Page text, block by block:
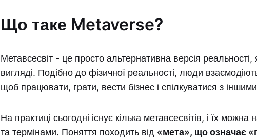
Що таке Metaverse?
Метавсесвіт - це просто альтернативна версія
вигляді. Подібно до фізичної реальності, люди
щоб працювати, грати, вести бізнес і спілкуватися з
На практиці сьогодні існує кілька метавсесвітів, і їх
та термінами. Поняття походить від «мета», що означає